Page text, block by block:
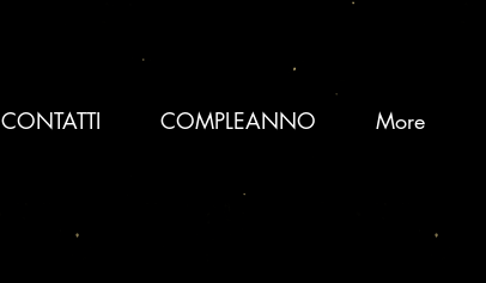
CONTATTI COMPLEANNO More